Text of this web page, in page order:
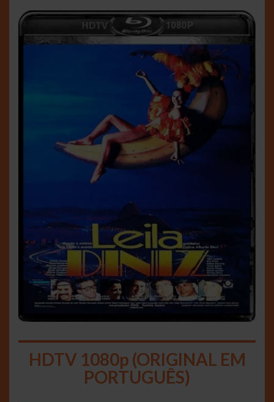
HDTV 1080p (ORIGINAL EM
PORTUGUÊS)